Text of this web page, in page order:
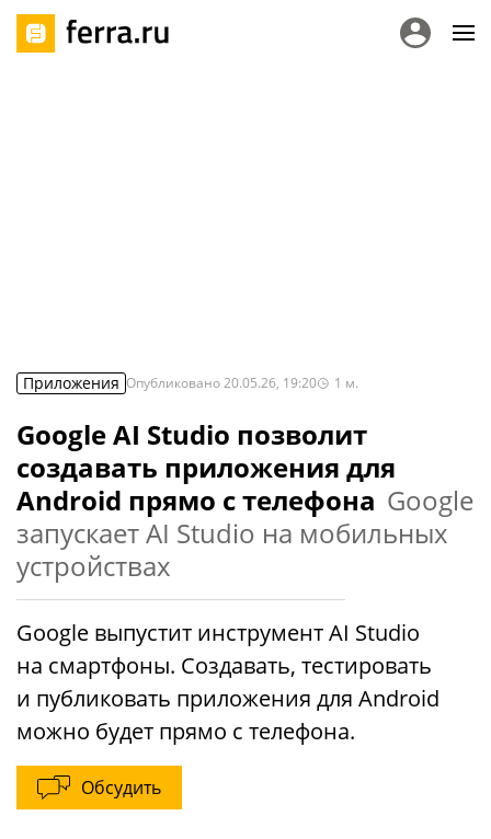
Приложения Опубликовано20.05.26, 19:20 1 м.
Google AI Studio позволит
создавать приложения для
Android прямо с телефона Google
запускает AI Studio на мобильных
устройствах
Google выпустит инструмент AI Studio
на смартфоны. Создавать, тестировать
и публиковать приложения для Android
можно будет прямо с телефона.
Обсудить